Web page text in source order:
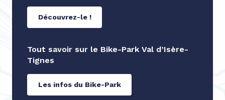
Découvrez-le !
Tout savoir sur le Bike-Park Val d’Isère-
Tignes
Les infos du Bike-Park